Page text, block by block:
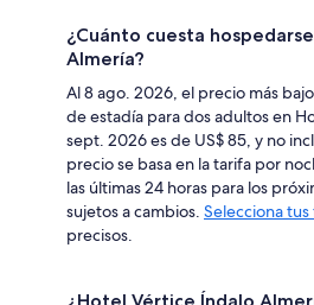
¿Cuánto cuesta
Almería?
Al 8 ago. 2026, el precio más
de estadía para dos adultos en
sept. 2026 es de US$ 85, y no
precio se basa en la tarifa por
las últimas 24 horas para los
sujetos a cambios. Selecciona tus
precisos.